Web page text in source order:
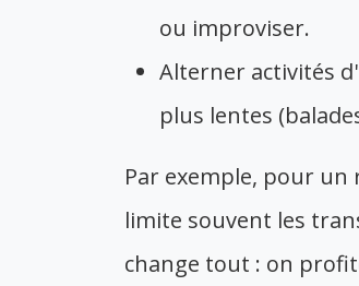
ou improviser.
Alterner activités
plus lentes
Par exemple, pour
limite souvent les
change tout : on